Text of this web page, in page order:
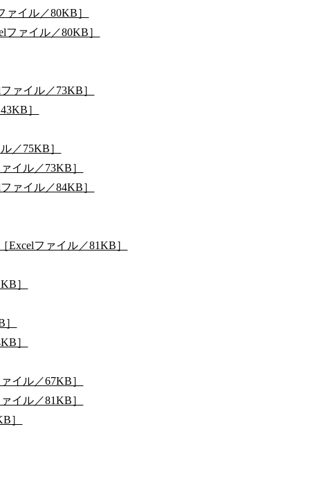
ァイル／80KB］
ファイル／80KB］
ァイル／73KB］
］
／75KB］
イル／73KB］
ァイル／84KB］
Excelファイル／81KB］
］
］
イル／67KB］
イル／81KB］
］